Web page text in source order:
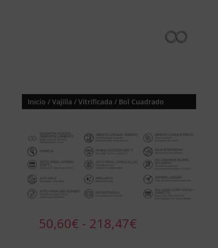
Inicio / Vajilla / Vitrificada / Bol Cuadrado
50,60€ - 218,47€Rango
de